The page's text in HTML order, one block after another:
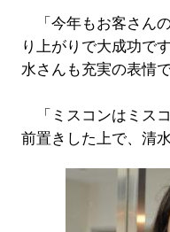
「今年もお客さん
り上がりで大成功で
水さんも充実の表情で
「ミスコンはミス
前置きした上で、清